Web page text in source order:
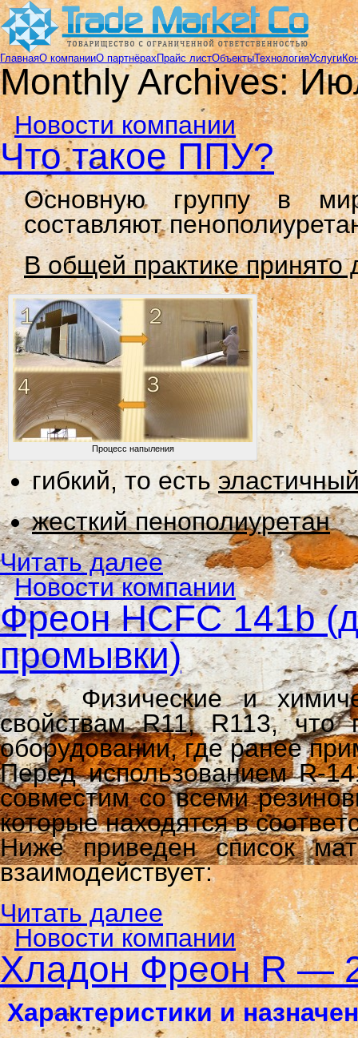
ГлавнаяО компанииО партнёрахПрайс листОбъектыТехнологияУслуги
Monthly Archives:
Новости компании
Что такое ППУ?
Основную группу в
составляют
В общей практике
Процесс напыления
гибкий, то есть
жесткий пенополиуретан
Читать далее
Новости компании
Фреон HCFC 141b
промывки)
Физические и
свойствам R11, R113, что
оборудовании, где ранее
Перед использованием R-
совместим со всеми
которые находятся в
Ниже приведен список
взаимодействует:
Читать далее
Новости компании
Хладон Фреон R —
Характеристики и